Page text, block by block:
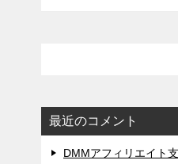
最近のコメント
DMMアフィリエイト